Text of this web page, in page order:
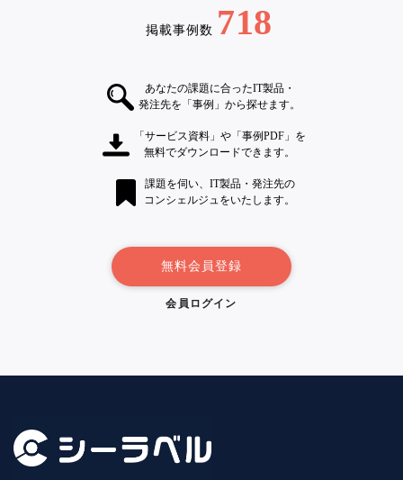
掲載事例数 718
あなたの課題に合ったIT製品・
発注先を「事例」から探せます。
「サービス資料」や「事例PDF」を
無料でダウンロードできます。
課題を伺い、IT製品・発注先の
コンシェルジュをいたします。
無料会員登録
会員ログイン